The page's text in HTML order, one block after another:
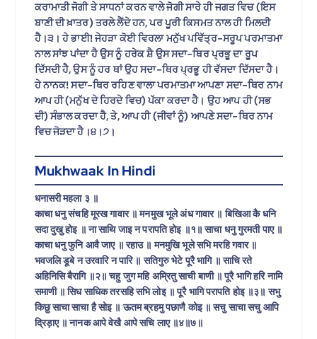
ਕਰਾਮਾਤੀ ਜੋਗੀ ਤੇ ਸਾਧਨਾਂ ਕਰਨ ਵਾਲੇ ਜੋਗੀ ਸਾਰੇ ਹੀ ਜਗਤ ਵਿਚ (ਇਸ
ਬਾਣੀ ਦੀ ਖ਼ਾਤਰ) ਤਰਲੇ ਲੈਂਦੇ ਹਨ, ਪਰ ਪੂਰੀ ਕਿਸਮਤ ਨਾਲ ਹੀ ਮਿਲਦੀ
ਹੈ।੩। ਹੇ ਭਾਈ! ਜੇਹੜਾ ਕੋਈ ਵਿਰਲਾ ਮਨੁੱਖ ਪਵਿੱਤ੍ਰ-ਸਰੂਪ ਪਰਮਾਤਮਾ
ਨਾਲ ਸਾਂਝ ਪਾਂਦਾ ਹੈ ਉਸ ਨੂੰ ਹਰੇਕ ਸ਼ੈ ਉਸ ਸਦਾ-ਥਿਰ ਪ੍ਰਭੂ ਦਾ ਰੂਪ
ਦਿੱਸਦੀ ਹੈ, ਉਸ ਨੂੰ ਹਰ ਥਾਂ ਉਹ ਸਦਾ-ਥਿਰ ਪ੍ਰਭੂ ਹੀ ਵੱਸਦਾ ਦਿੱਸਦਾ ਹੈ।
ਹੇ ਨਾਨਕ! ਸਦਾ-ਥਿਰ ਰਹਿਣ ਵਾਲਾ ਪਰਮਾਤਮਾ ਆਪਣਾ ਸਦਾ-ਥਿਰ ਨਾਮ
ਆਪ ਹੀ (ਮਨੁੱਖ ਦੇ ਹਿਰਦੇ ਵਿਚ) ਪੱਕਾ ਕਰਦਾ ਹੈ। ਉਹ ਆਪ ਹੀ (ਸਭ
ਦੀ) ਸੰਭਾਲ ਕਰਦਾ ਹੈ, ਤੇ, ਆਪ ਹੀ (ਜੀਵਾਂ ਨੂੰ) ਆਪਣੇ ਸਦਾ-ਥਿਰ ਨਾਮ
ਵਿਚ ਜੋੜਦਾ ਹੈ।੪।੭।
Mukhwaak In Hindi
धनासरी महला ३ ॥
काचा धनु संचहि मूरख गावार ॥ मनमुख भूले अंध गावार ॥ बिखिआ कै धनि
सदा दुखु होइ ॥ ना साथि जाइ न परापति होइ ॥१॥ साचा धनु गुरमती पाए ॥
काचा धनु फुनि आवै जाए ॥ रहाउ ॥ मनमुखि भूले सभि मरहि गवार ॥
भवजलि डूबे न उरवारि न पारि ॥ सतिगुरु भेटे पूरै भागि ॥ साचि रते
अहिनिसि बैरागि ॥२॥ चहु जुग महि अम्रितु साची बाणी ॥ पूरै भागि हरि नामि
समाणी ॥ सिध साधिक तरसहि सभि लोइ ॥ पूरै भागि परापति होइ ॥३॥ सभु
किछु साचा साचा है सोइ ॥ ऊतम ब्रहमु पछाणै कोइ ॥ सचु साचा सचु आपि
द्रिड़ाए ॥ नानक आपे वेखै आपे सचि लाए ॥४॥७॥